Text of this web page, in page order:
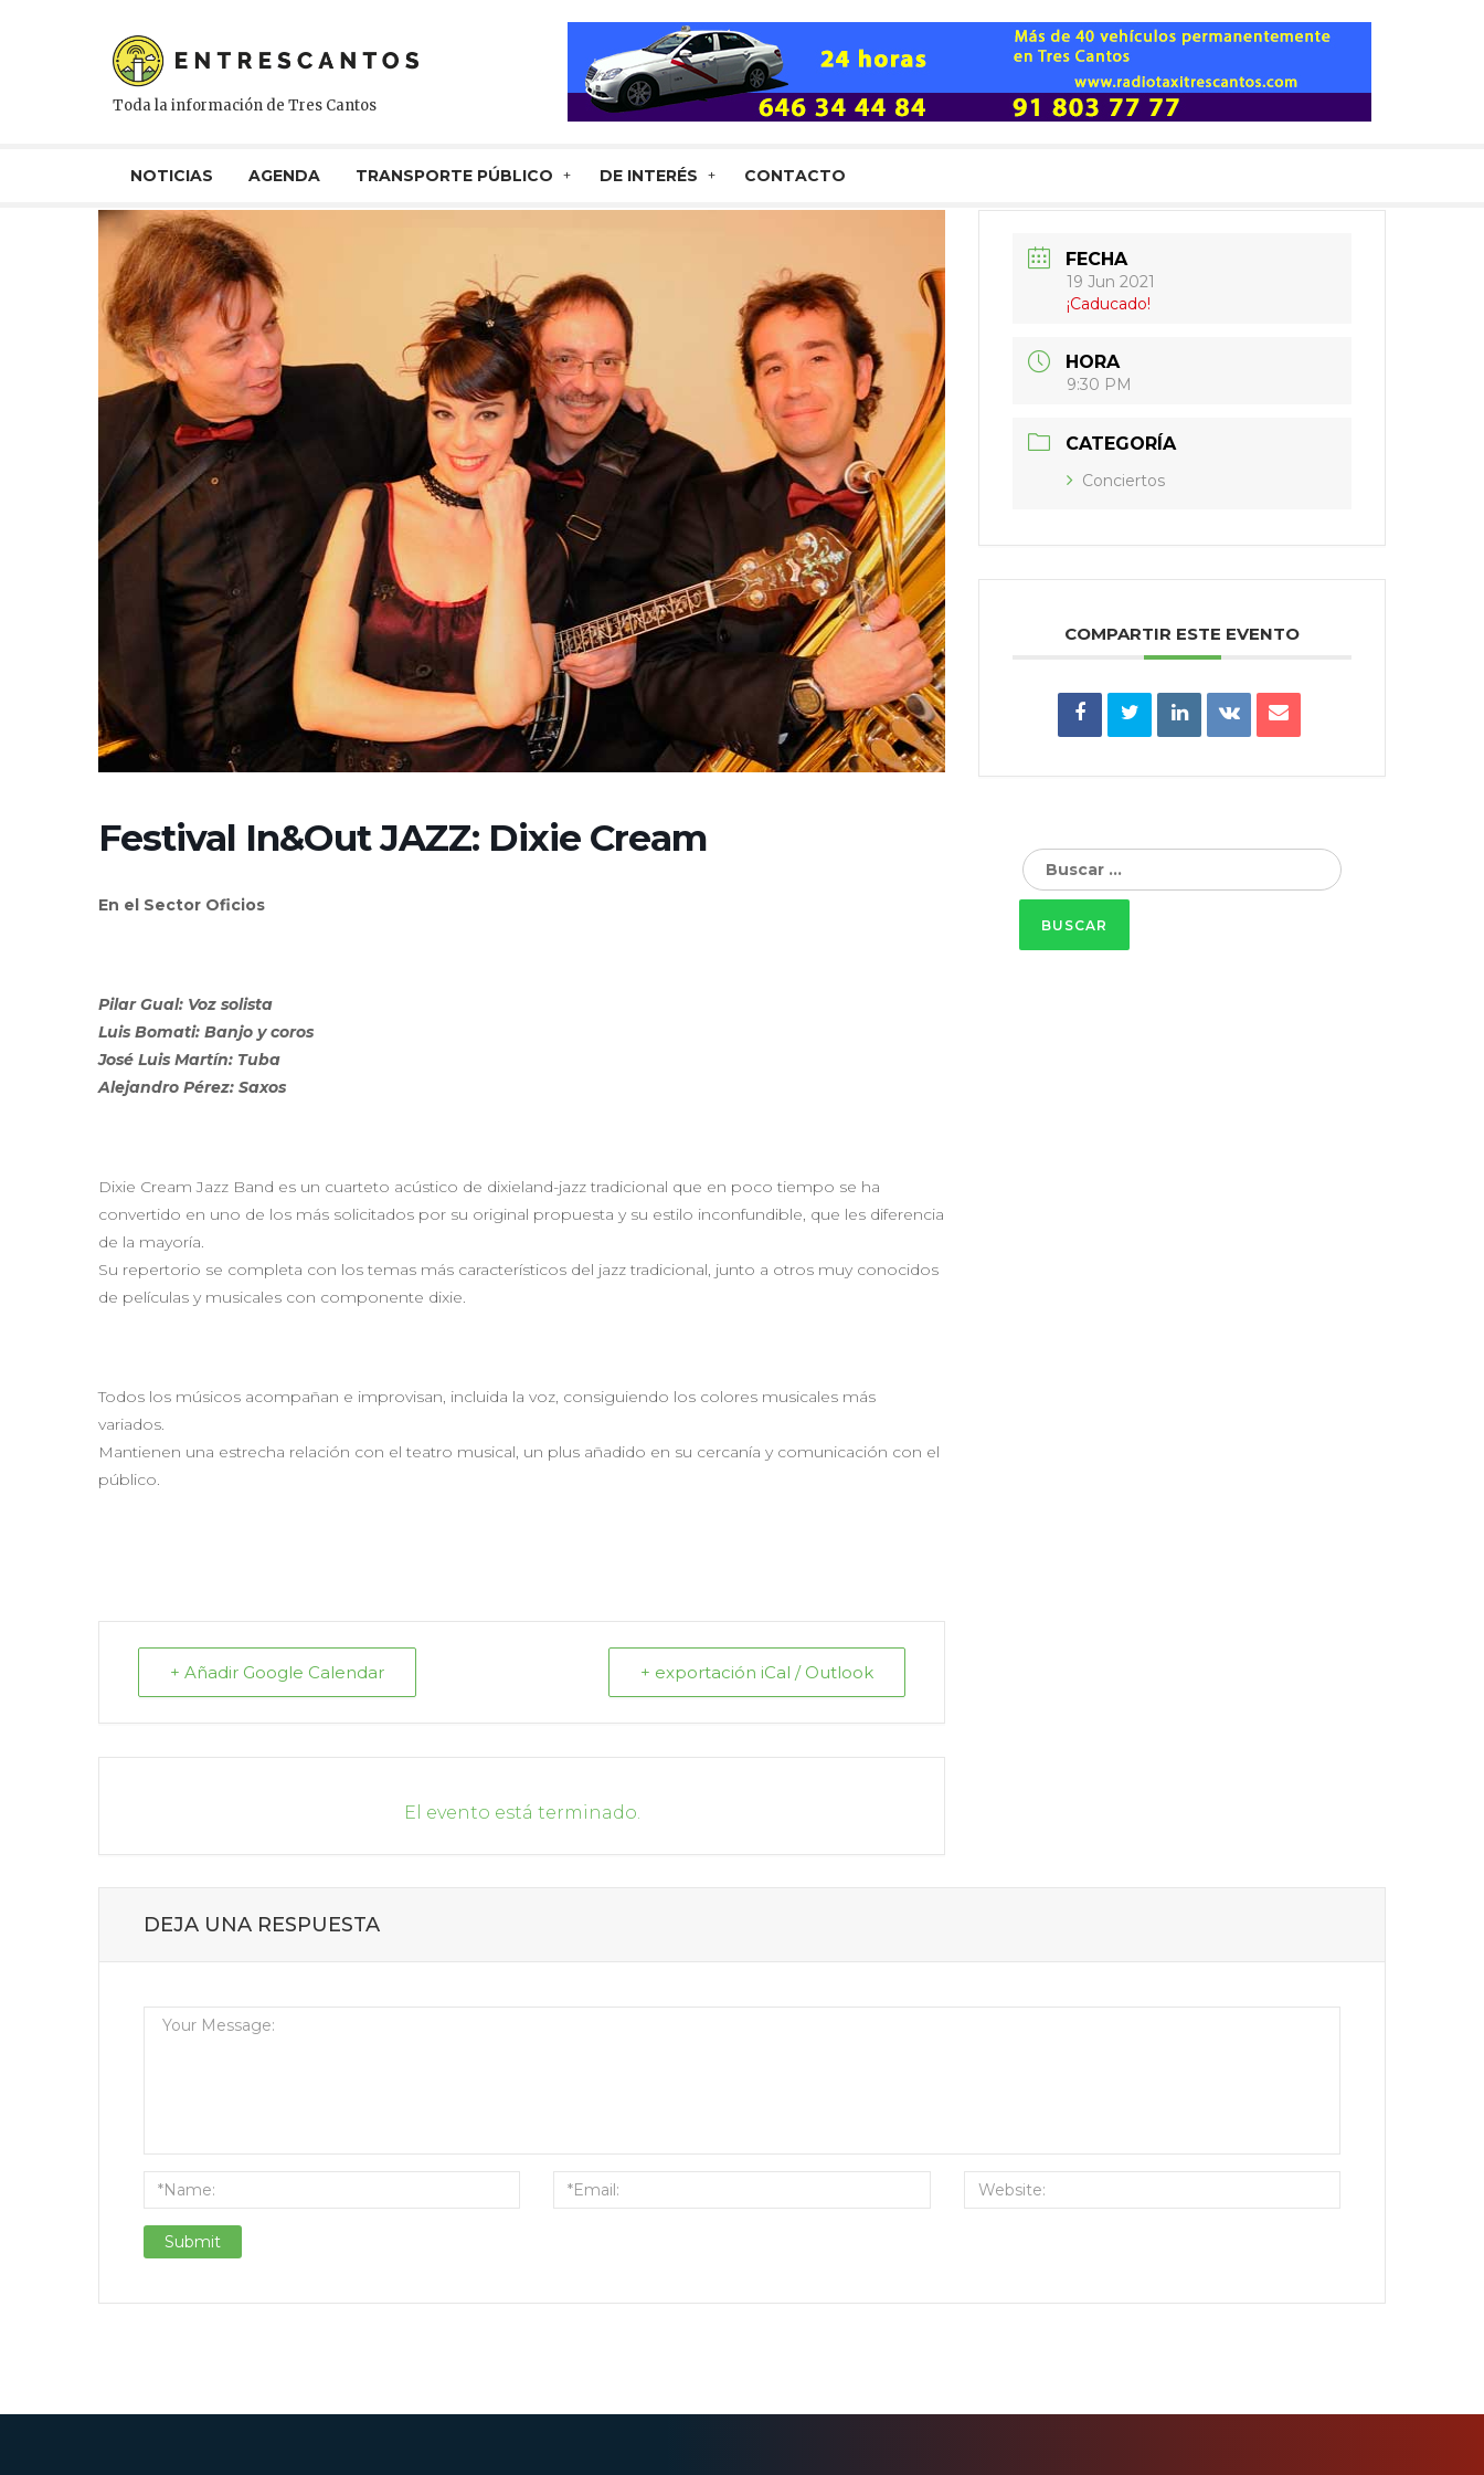
Toda la información de Tres Cantos
NOTICIAS AGENDA TRANSPORTE PÚBLICO DE INTERÉS CONTACTO
Festival In&Out JAZZ: Dixie Cream
En el Sector Oficios
Pilar Gual: Voz solista
Luis Bomati: Banjo y coros
José Luis Martín: Tuba
Alejandro Pérez: Saxos
Dixie Cream Jazz Band es un cuarteto acústico de dixieland-jazz tradicional que en poco tiempo se ha
convertido en uno de los más solicitados por su original propuesta y su estilo inconfundible, que les diferencia
de la mayoría.
Su repertorio se completa con los temas más característicos del jazz tradicional, junto a otros muy conocidos
de películas y musicales con componente dixie.
Todos los músicos acompañan e improvisan, incluida la voz, consiguiendo los colores musicales más
variados.
Mantienen una estrecha relación con el teatro musical, un plus añadido en su cercanía y comunicación con el
público.
+ Añadir Google Calendar + exportación iCal / Outlook
El evento está terminado.
FECHA
19 Jun 2021
¡Caducado!
HORA
9:30 PM
CATEGORÍA
Conciertos
COMPARTIR ESTE EVENTO
Buscar:
DEJA UNA RESPUESTA